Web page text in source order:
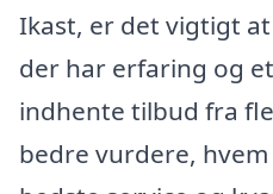
Ikast, er det vigtigt
der har erfaring og
indhente tilbud fra
bedre vurdere,